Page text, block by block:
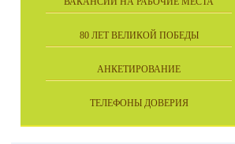
80 ЛЕТ ВЕЛИКОЙ ПОБЕДЫ
АНКЕТИРОВАНИЕ
ТЕЛЕФОНЫ ДОВЕРИЯ